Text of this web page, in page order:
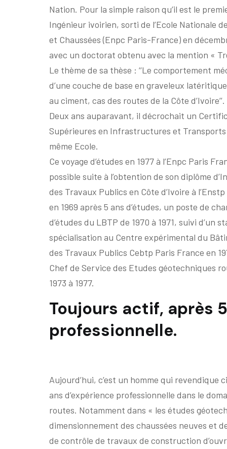
Nation. Pour la simple raison qu’il est le
Ingénieur ivoirien, sorti de l’Ecole Nationale
et Chaussées (Enpc Paris-France) en
avec un doctorat obtenu avec la mention «
Le thème de sa thèse : ‘‘Le comportement
d’une couche de base en graveleux
au ciment, cas des routes de la Côte d’Ivoire’’.
Deux ans auparavant, il décrochait un
Supérieures en Infrastructures et Transports
même Ecole.
Ce voyage d’études en 1977 à l’Enpc Paris
possible suite à l’obtention de son diplôme
des Travaux Publics en Côte d’Ivoire à l’Enstp
en 1969 après 5 ans d’études, un poste de
d’études du LBTP de 1970 à 1971, suivi d’un
spécialisation au Centre expérimental du
des Travaux Publics Cebtp Paris France en
Chef de Service des Etudes géotechniques
1973 à 1977.
Toujours actif, après
professionnelle.
Aujourd’hui, c’est un homme qui revendique
ans d’expérience professionnelle dans le
routes. Notamment dans « les études
dimensionnement des chaussées neuves et
de contrôle de travaux de construction